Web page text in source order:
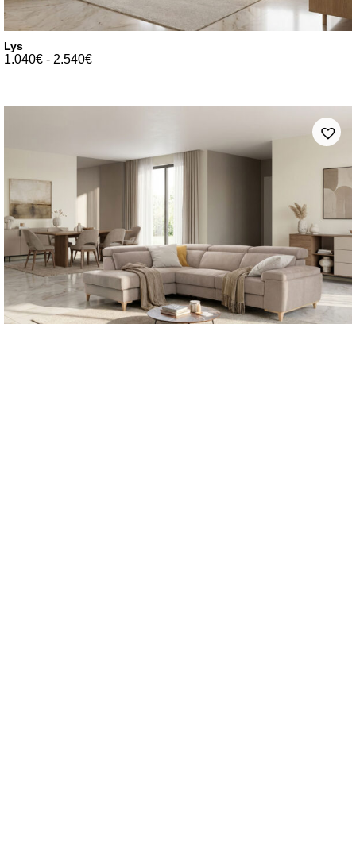
Lys
1.040€ - 2.540€